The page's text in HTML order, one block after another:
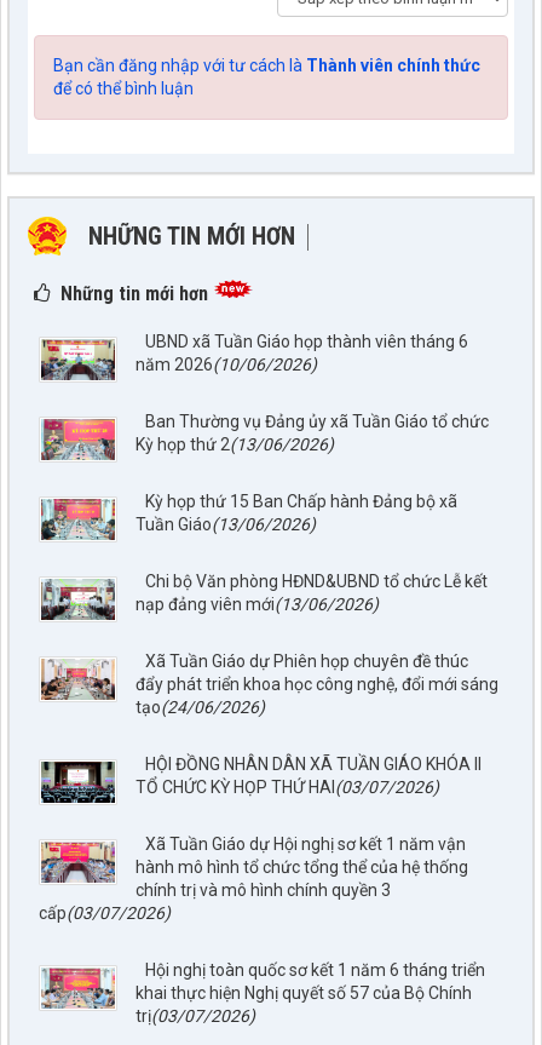
Bạn cần đăng nhập với tư cách là Thành viên chính thức
để có thể bình luận
NHỮNG TIN MỚI HƠN
NHỮNG TIN CŨ HƠN
Những tin mới hơn
UBND xã Tuần Giáo họp thành viên tháng 6
năm 2026(10/06/2026)
Ban Thường vụ Đảng ủy xã Tuần Giáo tổ chức
Kỳ họp thứ 2(13/06/2026)
Kỳ họp thứ 15 Ban Chấp hành Đảng bộ xã
Tuần Giáo(13/06/2026)
Chi bộ Văn phòng HĐND&UBND tổ chức Lễ kết
nạp đảng viên mới(13/06/2026)
Xã Tuần Giáo dự Phiên họp chuyên đề thúc
đẩy phát triển khoa học công nghệ, đổi mới sáng
tạo(24/06/2026)
HỘI ĐỒNG NHÂN DÂN XÃ TUẦN GIÁO KHÓA II
TỔ CHỨC KỲ HỌP THỨ HAI (03/07/2026)
Xã Tuần Giáo dự Hội nghị sơ kết 1 năm vận
hành mô hình tổ chức tổng thể của hệ thống
chính trị và mô hình chính quyền 3
cấp(03/07/2026)
Hội nghị toàn quốc sơ kết 1 năm 6 tháng triển
khai thực hiện Nghị quyết số 57 của Bộ Chính
trị(03/07/2026)